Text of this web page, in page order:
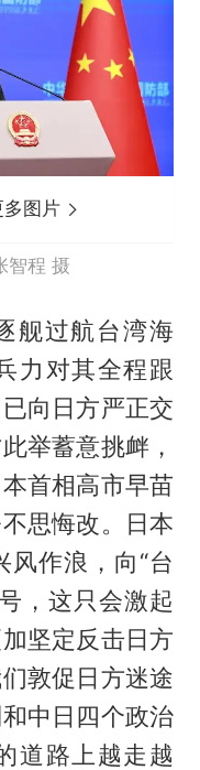
图片
智程 摄
舰过航台湾海
力对其全程跟
向日方严正交
举蓄意挑衅，
首相高市早苗
思悔改。日本
风作浪，向“台
，这只会激起
坚定反击日方
敦促日方迷途
中日四个政治
道路上越走越